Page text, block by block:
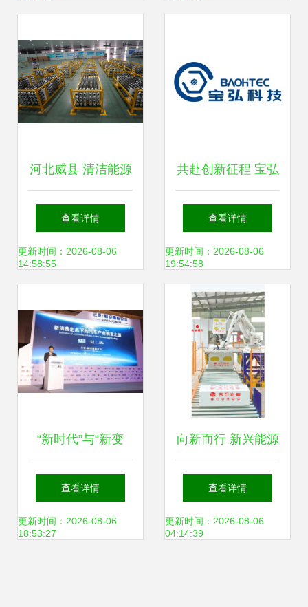
收官
河北威县 清洁能源
产品迎产销旺季，
新兴产业赋能绿色
查看详情
更新时间：2026-08-06
14:58:55
共赴创新征程 宝弘
科技邀您出席第三
届高比能固态电池
关键材料技术大会
查看详情
更新时间：2026-08-06
19:54:58
“新时代”与“新变
革”，看一汽-大众
如何引领创变之道
查看详情
更新时间：2026-08-06
18:53:27
向新而行 新兴能源
技术如何驱动“第二
曲线”发展
查看详情
更新时间：2026-08-06
04:14:39